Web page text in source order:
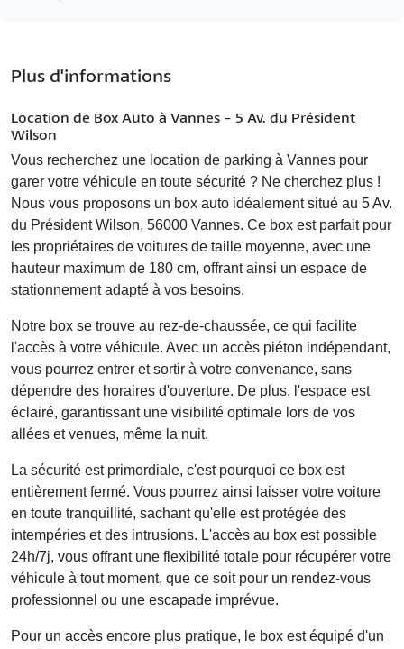
Plus d'informations
Location de Box Auto à Vannes - 5 Av. du Président
Wilson
Vous recherchez une location de parking à Vannes pour
garer votre véhicule en toute sécurité ? Ne cherchez plus !
Nous vous proposons un box auto idéalement situé au 5 Av.
du Président Wilson, 56000 Vannes. Ce box est parfait pour
les propriétaires de voitures de taille moyenne, avec une
hauteur maximum de 180 cm, offrant ainsi un espace de
stationnement adapté à vos besoins.
Notre box se trouve au rez-de-chaussée, ce qui facilite
l'accès à votre véhicule. Avec un accès piéton indépendant,
vous pourrez entrer et sortir à votre convenance, sans
dépendre des horaires d'ouverture. De plus, l'espace est
éclairé, garantissant une visibilité optimale lors de vos
allées et venues, même la nuit.
La sécurité est primordiale, c'est pourquoi ce box est
entièrementfermé. Vous pourrez ainsi laisser votre voiture
en toute tranquillité, sachant qu'elle est protégée des
intempéries et des intrusions. L'accès au box est possible
24h/7j, vous offrant une flexibilité totale pour récupérer votre
véhicule à tout moment, que ce soit pour un rendez-vous
professionnel ou une escapade imprévue.
Pour un accès encore plus pratique, le box est équipé d'un